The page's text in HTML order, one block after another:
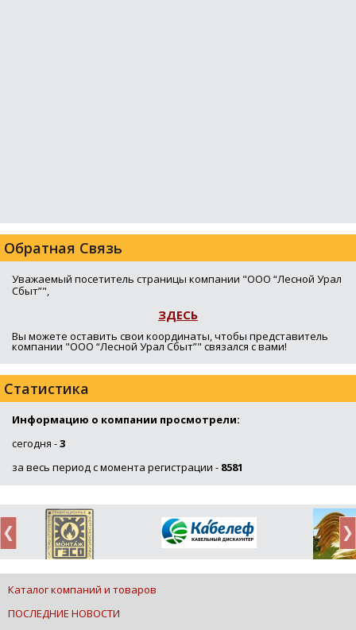
Обратная Связь
Уважаемый посетитель страницы компании "ООО “Лесной Урал
Сбыт”",
ЗДЕСЬ
Вы можете оставить свои координаты, чтобы представитель
компании "ООО “Лесной Урал Сбыт”" связался с вами!
Статистика
Информацию о компании просмотрели:
сегодня -3
за весь период с момента регистрации - 8581
Каталог компаний и товаров
ПОСЛЕДНИЕ НОВОСТИ